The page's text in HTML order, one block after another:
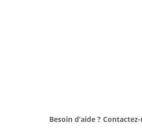
Besoin d’aide ?